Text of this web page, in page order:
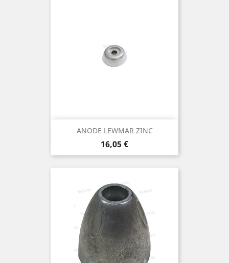
ANODE LEWMAR ZINC
Prix
16,05 €